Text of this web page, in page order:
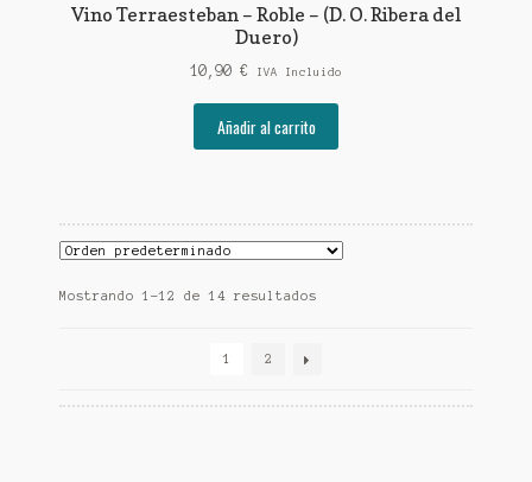
Vino Terraesteban – Roble – (D. O. Ribera del
Duero)
10,90 € IVA Incluido
Añadir al carrito
Mostrando 1–12 de 14 resultados
1 2